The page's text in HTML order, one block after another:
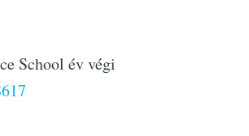
School év végi